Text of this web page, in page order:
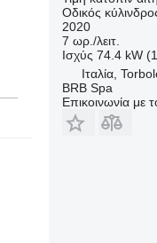
Οδικός
2020
7 ωρ./λειτ.
Ισχύς 74.4 kW
Ιταλία,
BRB Spa
Επικοινωνία με